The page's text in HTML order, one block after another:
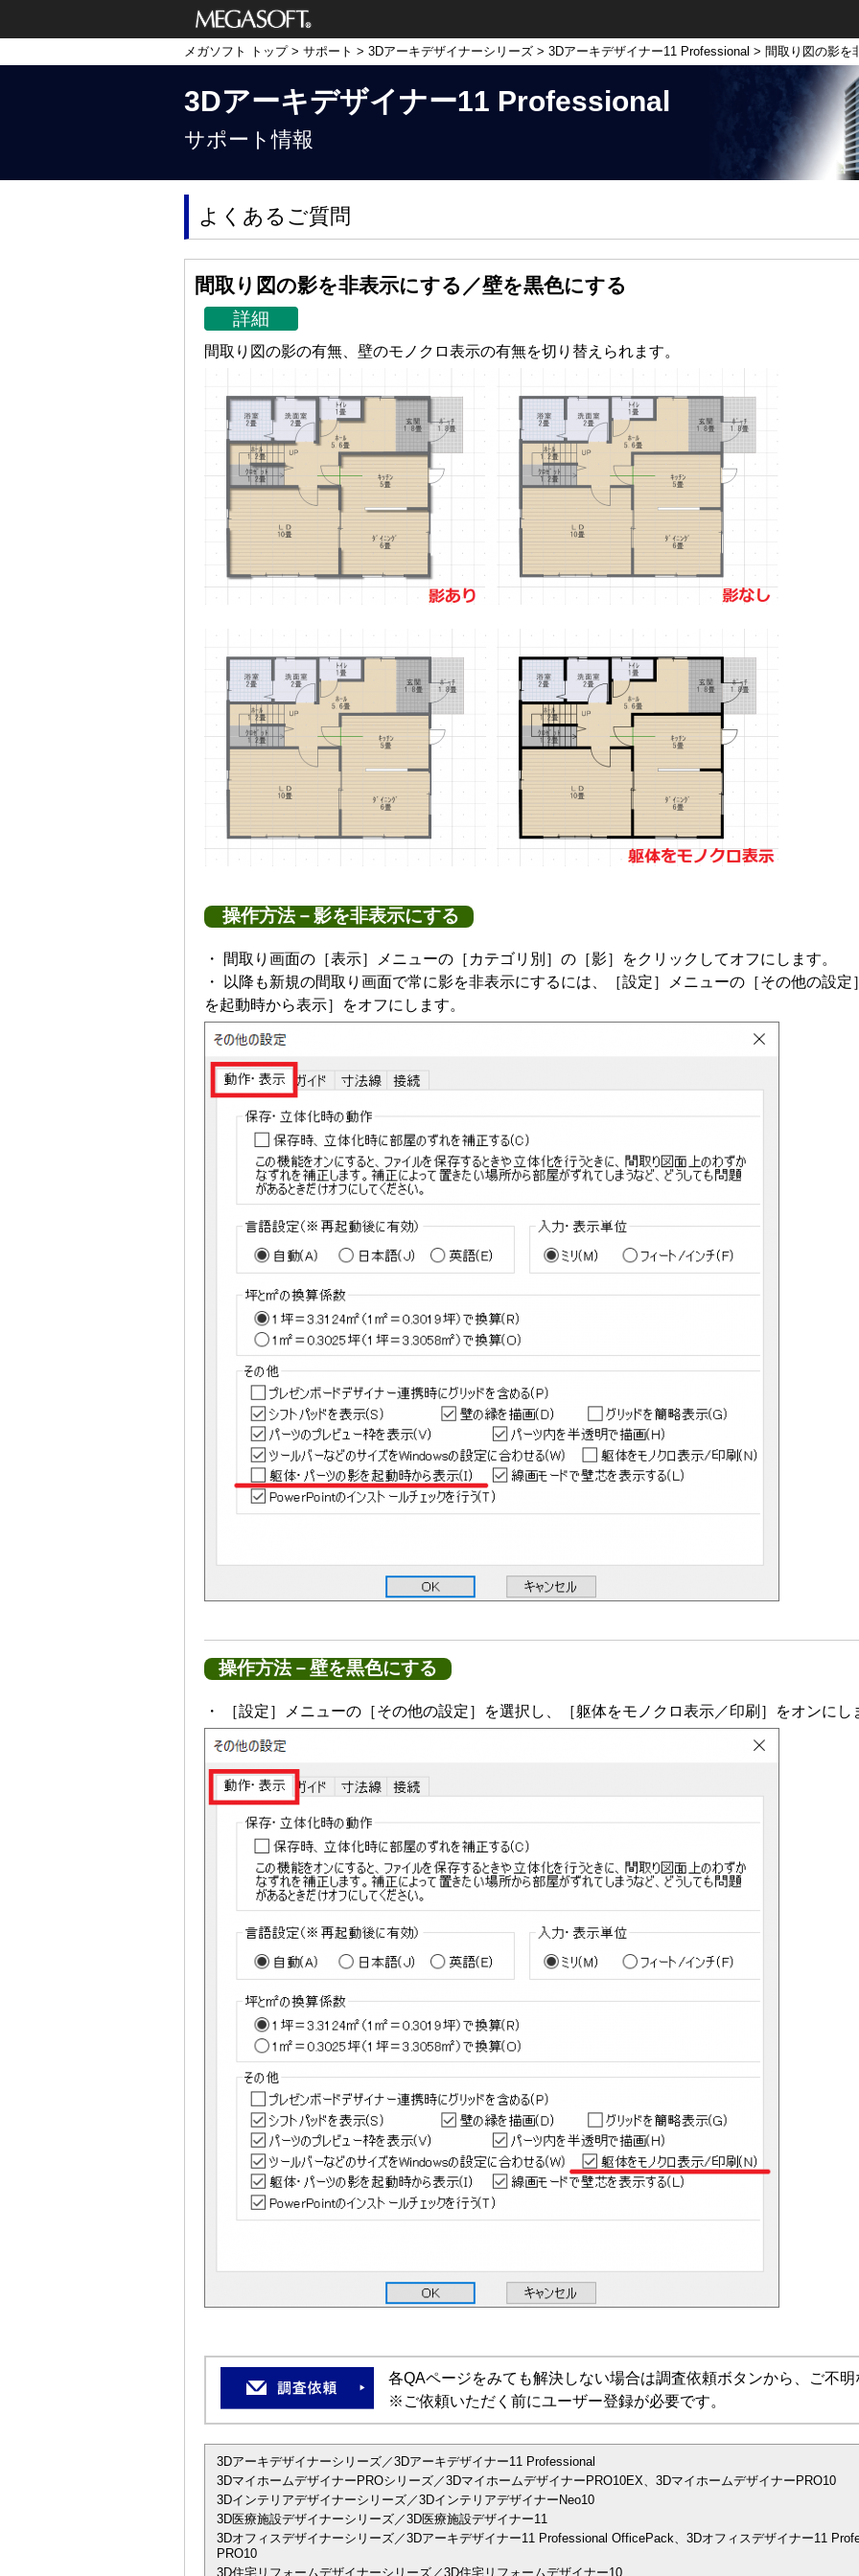
メガソフト株式
会社
メガソフト トップ> サポート > 3Dアーキデザイナーシリーズ > 3Dアーキデザイナー11 Professional > 間取り図の影を
3Dアーキデザイナー11 Professional
サポート情報
よくあるご質問
間取り図の影を非表示にする／壁を黒色にする
詳細
間取り図の影の有無、壁のモノクロ表示の有無を切り替えられます。
操作方法－影を非表示にする
・ 間取り画面の［表示］メニューの［カテゴリ別］の［影］をクリックしてオフにします。
・ 以降も新規の間取り画面で常に影を非表示にするには、［設定］メニューの［その他の設
を起動時から表示］をオフにします。
操作方法－壁を黒色にする
・ ［設定］メニューの［その他の設定］を選択し、［躯体をモノクロ表示／印刷］をオンにし
各QAページをみても解決しない場合は調査依頼ボタンから、ご不
※ご依頼いただく前にユーザー登録が必要です。
3Dアーキデザイナーシリーズ／3Dアーキデザイナー11 Professional
3DマイホームデザイナーPROシリーズ／3DマイホームデザイナーPRO10EX、3DマイホームデザイナーPRO10
3Dインテリアデザイナーシリーズ／3DインテリアデザイナーNeo10
3D医療施設デザイナーシリーズ／3D医療施設デザイナー11
3Dオフィスデザイナーシリーズ／3Dアーキデザイナー11 Professional OfficePack、3Dオフィスデザイナー11
PRO10
3D住宅リフォームデザイナーシリーズ／3D住宅リフォームデザイナー10